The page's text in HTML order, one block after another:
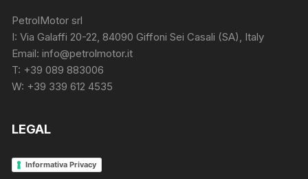
PetrolMotor srl
I: Via Galaffi 20-22, 84090 Giffoni Sei Casali (SA), Italy
Email: info@petrolmotor.it
T: +39 089 883006
W: +39 339 612 4535
LEGAL
Informativa Privacy